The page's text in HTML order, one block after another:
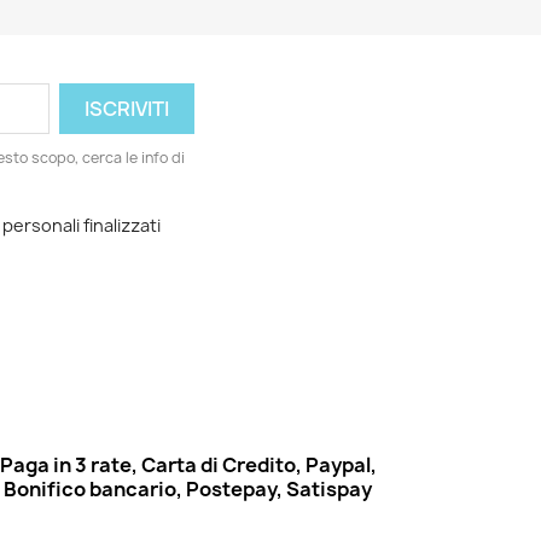
scopo, cerca le info di
finalizzati
Paga in 3 rate, Carta di Credito, Paypal,
Bonifico bancario, Postepay, Satispay